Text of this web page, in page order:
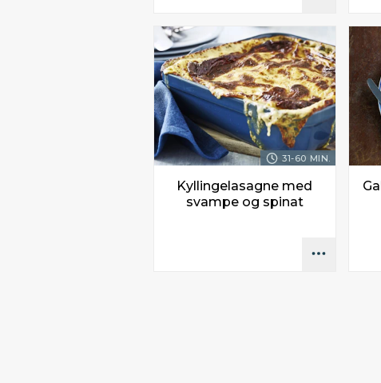
31-60 MIN.
Kyllingelasagne med
svampe og spinat